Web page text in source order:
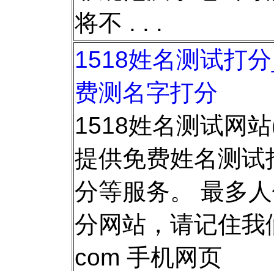
将不 . . .
1518姓名测试打
费测名字打分
1518姓名测试网
提供免费姓名测
分等服务。 最多
分网站，请记住
com 手机网页